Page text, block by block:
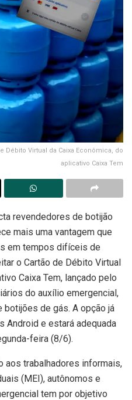
Débito Virtual da Caixa Econômica, do
aplicativo Caixa Tem
revendedores de botijão
mais uma vantagem que
em tempos difíceis de
o Cartão de Débito Virtual
Caixa Tem, lançado pelo
do auxílio emergencial,
botijões de gás. A opção já
Android e estará adequada
feira (8/6).
aos trabalhadores informais,
(MEI), autônomos e
tem por objetivo